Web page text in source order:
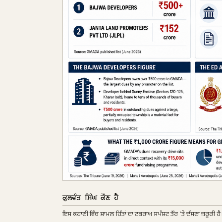
ਕੁਲਵੰਤ ਸਿੰਘ ਕੌਣ ਹੈ
ਇਸ ਕਹਾਣੀ ਵਿੱਚ ਸ਼ਾਮਲ ਹਿੱਤਾਂ ਦਾ ਟਕਰਾਅ ਸਪੱਸ਼ਟ ਤੌਰ 'ਤੇ ਦੱਸਣਾ ਜ਼ਰੂਰੀ